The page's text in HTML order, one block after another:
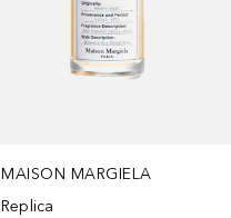
MAISON MARGIELA
Replica